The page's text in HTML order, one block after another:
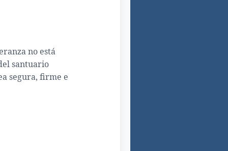
no está
santuario
segura, firme e